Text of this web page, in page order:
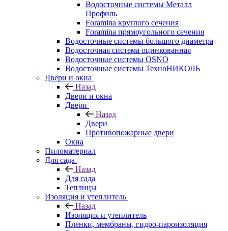
Водосточные системы Металл
Профиль
Foramina круглого сечения
Foramina прямоугольного сечения
Водосточные системы большого диаметра
Водосточная система оцинкованная
Водосточные системы OSNO
Водосточные системы ТехноНИКОЛЬ
Двери и окна
Назад
Двери и окна
Двери
Назад
Двери
Противопожарные двери
Окна
Пиломатериал
Для сада
Назад
Для сада
Теплицы
Изоляция и утеплитель
Назад
Изоляция и утеплитель
Пленки, мембраны, гидро-пароизоляция